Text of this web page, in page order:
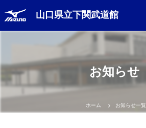
山口県立下関武道館
お知らせ
ホーム お知らせ一覧